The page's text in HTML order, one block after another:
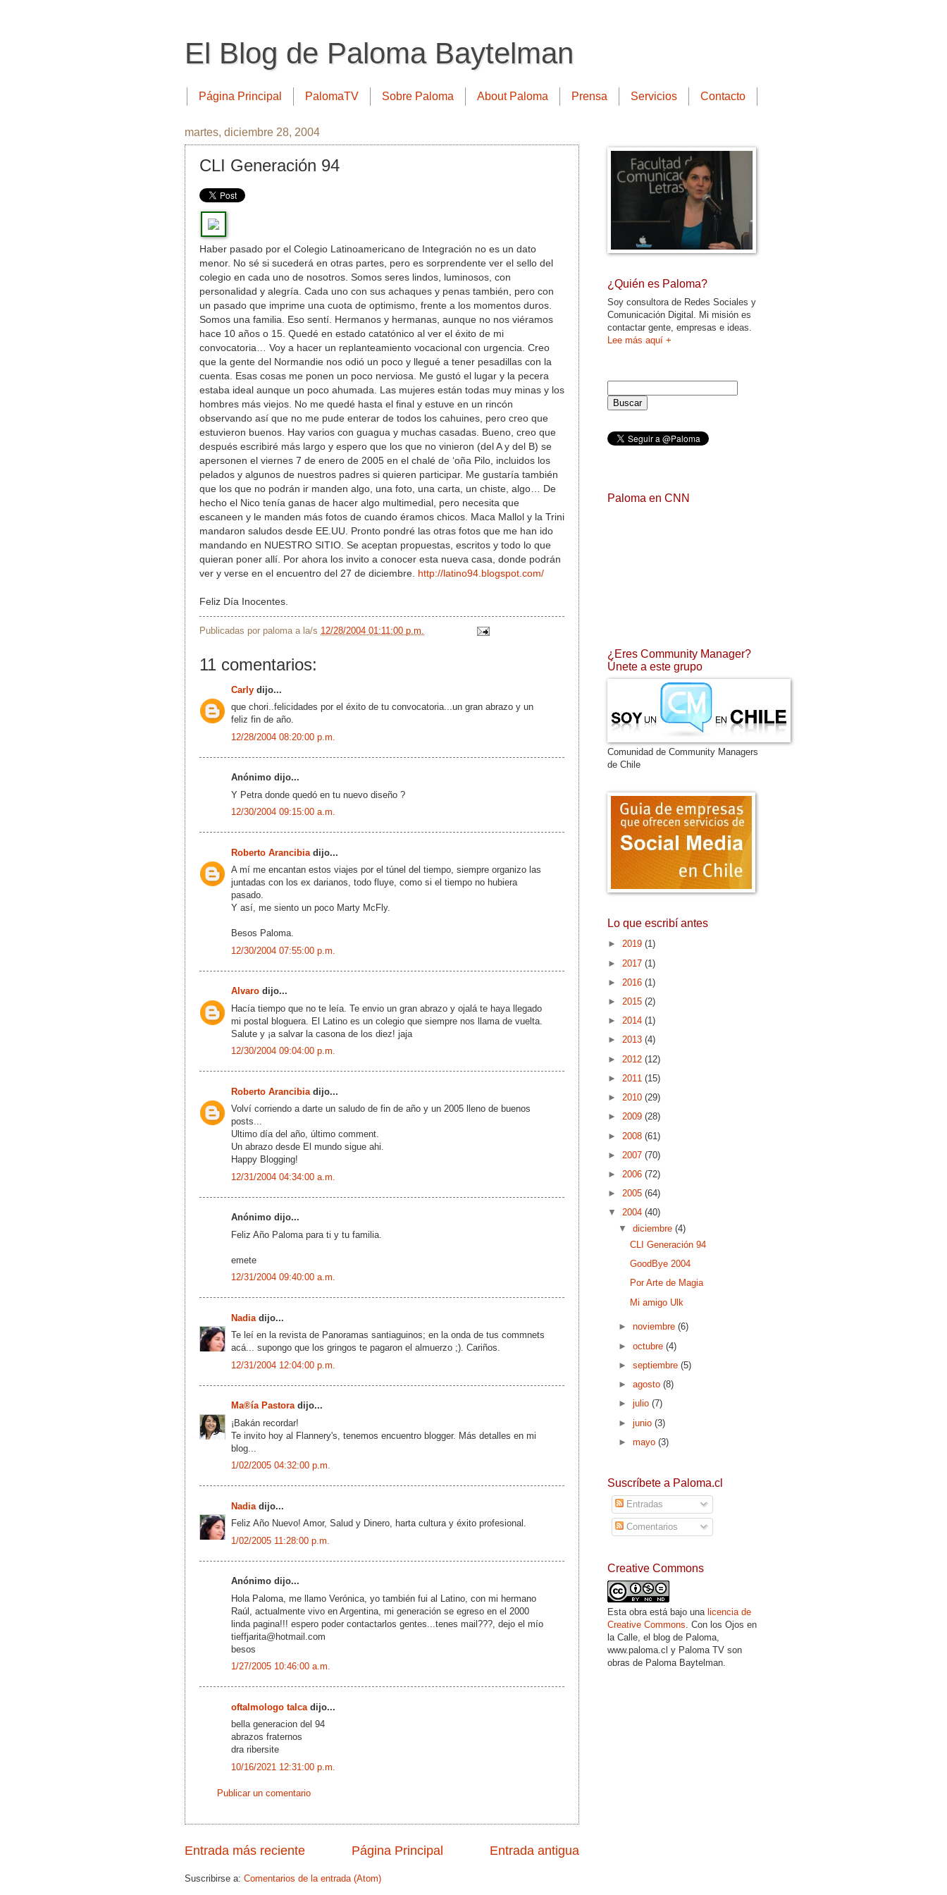
El Blog de Paloma Baytelman
Página Principal PalomaTV Sobre Paloma About Paloma Prensa Servicios Contacto
martes, diciembre 28, 2004
CLI Generación 94
Haber pasado por el Colegio Latinoamericano de Integración no es un dato
menor. No sé si sucederá en otras partes, pero es sorprendente ver el sello del
colegio en cada uno de nosotros. Somos seres lindos, luminosos, con
personalidad y alegría. Cada uno con sus achaques y penas también, pero con
un pasado que imprime una cuota de optimismo, frente a los momentos duros.
Somos una familia. Eso sentí. Hermanos y hermanas, aunque no nos viéramos
hace 10 años o 15. Quedé en estado catatónico al ver el éxito de mi
convocatoria… Voy a hacer un replanteamiento vocacional con urgencia. Creo
que la gente del Normandie nos odió un poco y llegué a tener pesadillas con la
cuenta. Esas cosas me ponen un poco nerviosa. Me gustó el lugar y la pecera
estaba ideal aunque un poco ahumada. Las mujeres están todas muy minas y los
hombres más viejos. No me quedé hasta el final y estuve en un rincón
observando así que no me pude enterar de todos los cahuines, pero creo que
estuvieron buenos. Hay varios con guagua y muchas casadas. Bueno, creo que
después escribiré más largo y espero que los que no vinieron (del A y del B) se
apersonen el viernes 7 de enero de 2005 en el chalé de ‘oña Pilo, incluidos los
pelados y algunos de nuestros padres si quieren participar. Me gustaría también
que los que no podrán ir manden algo, una foto, una carta, un chiste, algo… De
hecho el Nico tenía ganas de hacer algo multimedial, pero necesita que
escaneen y le manden más fotos de cuando éramos chicos. Maca Mallol y la Trini
mandaron saludos desde EE.UU. Pronto pondré las otras fotos que me han ido
mandando en NUESTRO SITIO. Se aceptan propuestas, escritos y todo lo que
quieran poner allí. Por ahora los invito a conocer esta nueva casa, donde podrán
ver y verse en el encuentro del 27 de diciembre.
http://latino94.blogspot.com/
Feliz Día Inocentes.
Publicadas por paloma a la/s 12/28/2004 01:11:00 p.m.
11 comentarios:
Carly dijo...
que chori..felicidades por el éxito de tu convocatoria...un gran abrazo y un
feliz fin de año.
12/28/2004 08:20:00 p.m.
Anónimo dijo...
Y Petra donde quedó en tu nuevo diseño ?
12/30/2004 09:15:00 a.m.
Roberto Arancibia dijo...
A mí me encantan estos viajes por el túnel del tiempo, siempre organizo las
juntadas con los ex darianos, todo fluye, como si el tiempo no hubiera
pasado.
Y así, me siento un poco Marty McFly.
Besos Paloma.
12/30/2004 07:55:00 p.m.
Alvaro dijo...
Hacía tiempo que no te leía. Te envio un gran abrazo y ojalá te haya llegado
mi postal bloguera. El Latino es un colegio que siempre nos llama de vuelta.
Salute y ¡a salvar la casona de los diez! jaja
12/30/2004 09:04:00 p.m.
Roberto Arancibia dijo...
Volví corriendo a darte un saludo de fin de año y un 2005 lleno de buenos
posts...
Ultimo día del año, último comment.
Un abrazo desde El mundo sigue ahi.
Happy Blogging!
12/31/2004 04:34:00 a.m.
Anónimo dijo...
Feliz Año Paloma para ti y tu familia.
emete
12/31/2004 09:40:00 a.m.
Nadia dijo...
Te leí en la revista de Panoramas santiaguinos; en la onda de tus commnets
acá... supongo que los gringos te pagaron el almuerzo ;). Cariños.
12/31/2004 12:04:00 p.m.
Ma®ía Pastoradijo...
¡Bakán recordar!
Te invito hoy al Flannery's, tenemos encuentro blogger. Más detalles en mi
blog...
1/02/2005 04:32:00 p.m.
Nadia dijo...
Feliz Año Nuevo! Amor, Salud y Dinero, harta cultura y éxito profesional.
1/02/2005 11:28:00 p.m.
Anónimo dijo...
Hola Paloma, me llamo Verónica, yo también fui al Latino, con mi hermano
Raúl, actualmente vivo en Argentina, mi generación se egreso en el 2000
linda pagina!!! espero poder contactarlos gentes...tenes mail???, dejo el mío
tieffjarita@hotmail.com
besos
1/27/2005 10:46:00 a.m.
oftalmologo talca dijo...
bella generacion del 94
abrazos fraternos
dra ribersite
10/16/2021 12:31:00 p.m.
Publicar un comentario
Entrada más reciente Entrada antigua
Página Principal
Suscribirse a: Comentarios de la entrada (Atom)
¿Quién es Paloma?
Soy consultora de Redes Sociales y
Comunicación Digital. Mi misión es
contactar gente, empresas e ideas.
Lee más aquí +
Paloma en CNN
¿Eres Community Manager?
Únete a este grupo
Comunidad de Community Managers
de Chile
Lo que escribí antes
► 2019 (1)
► 2017 (1)
► 2016 (1)
► 2015 (2)
► 2014 (1)
► 2013 (4)
► 2012 (12)
► 2011 (15)
► 2010 (29)
► 2009 (28)
► 2008 (61)
► 2007 (70)
► 2006 (72)
► 2005 (64)
▼ 2004 (40)
▼diciembre(4)
CLI Generación 94
GoodBye 2004
Por Arte de Magia
Mi amigo Ulk
►noviembre(6)
►octubre(4)
►septiembre(5)
►agosto(8)
►julio(7)
►junio(3)
►mayo(3)
Suscríbete a Paloma.cl
Entradas
Comentarios
Creative Commons
Esta obra está bajo una licencia de
Creative Commons . Con los Ojos en
la Calle, el blog de Paloma,
www.paloma.cl y Paloma TV son
obras de Paloma Baytelman.